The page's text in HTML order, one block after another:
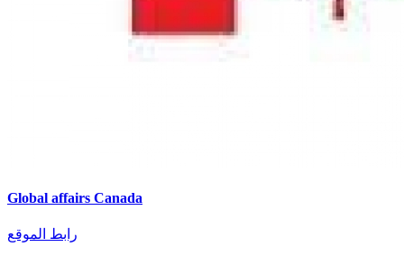
Global affairs Canada
رابط الموقع